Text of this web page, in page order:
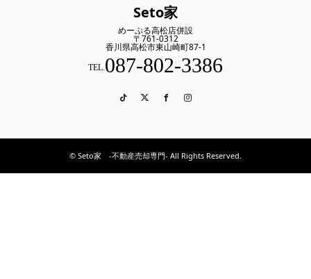
Seto家
めーぷる高松店併設
〒761-0312
香川県高松市東山崎町87-1
TEL.087-802-3386
TikTokTwitterFacebook
© Seto家 -不動産売却専門- All Rights Reserved.